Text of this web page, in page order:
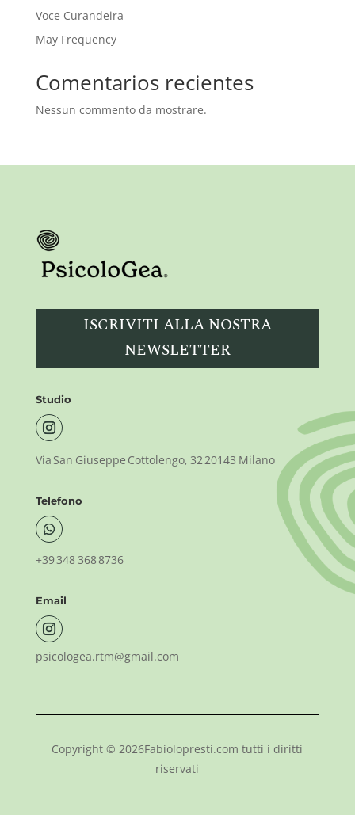
Voce Curandeira
May Frequency
Comentarios recientes
Nessun commento da mostrare.
ISCRIVITI ALLA NOSTRA
NEWSLETTER
Studio
Via San Giuseppe Cottolengo, 32 20143 Milano
Telefono
+39 348 368 8736
Email
psicologea.rtm@gmail.com
Copyright © 2026Fabiolopresti.com tutti i diritti
riservati